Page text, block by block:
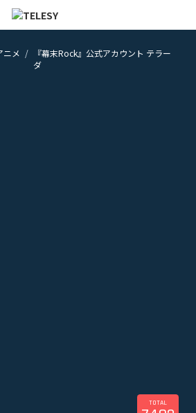
ホーム
ニメ
『幕末Rock』公式アカウント テラー
ダ
TOTAL